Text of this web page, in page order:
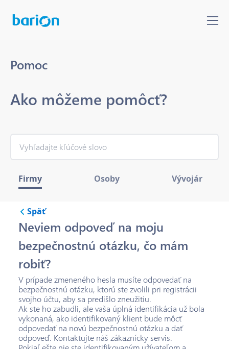
Pomoc
Ako môžeme pomôcť?
Firmy Osoby Vývojár
Späť
Neviem odpoveď na moju
bezpečnostnú otázku, čo mám
robiť?
V prípade zmeneného hesla musíte odpovedať na
bezpečnostnú otázku, ktorú ste zvolili pri registrácii
svojho účtu, aby sa predišlo zneužitiu.
Ak ste ho zabudli, ale vaša úplná identifikácia už bola
vykonaná, ako identifikovaný klient bude môcť
odpovedať na novú bezpečnostnú otázku a dať
odpoveď. Kontaktujte náš zákaznícky servis.